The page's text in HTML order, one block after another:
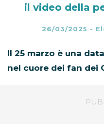
il video della
26/03/2025 -
Il 25 marzo è una
nel cuore dei fan dei